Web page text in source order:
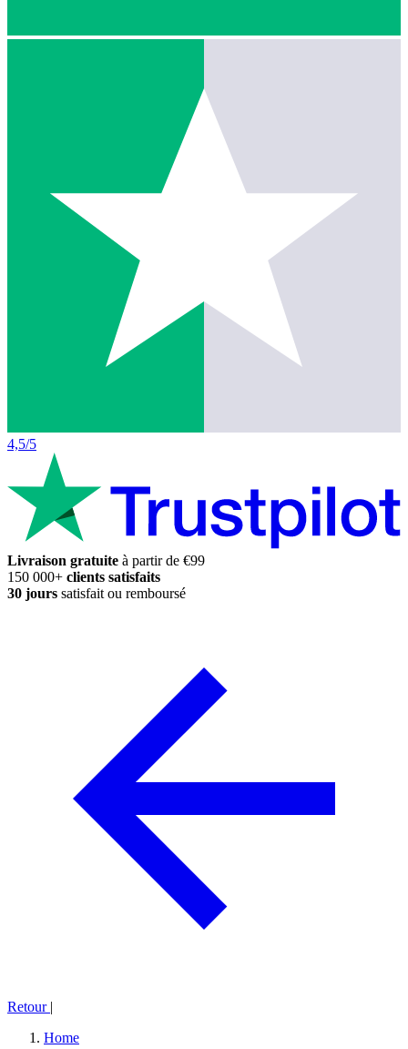
4,5/5
Livraison gratuite à partir de €99
150 000+ clients satisfaits
30 jours satisfait ou remboursé
Retour |
Home